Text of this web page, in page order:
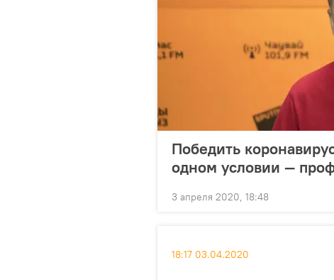
Победить
одном условии —
3 апреля 2020, 18:48
18:17 03.04.2020